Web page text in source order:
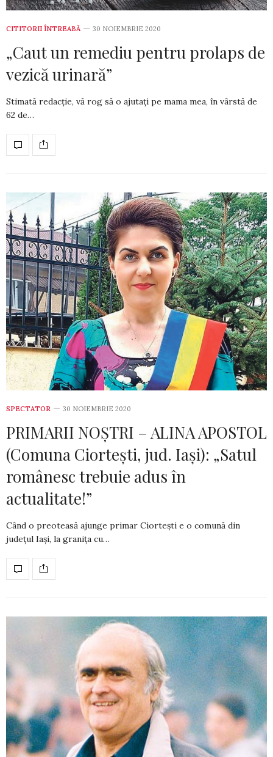
CITITORII ÎNTREABĂ 30 NOIEMBRIE 2020
„Caut un remediu pentru prolaps de
vezică urinară”
Stimată redacție, vă rog să o ajutați pe mama mea, în vârstă de
62 de…
SPECTATOR 30 NOIEMBRIE 2020
PRIMARII NOȘTRI – ALINA APOSTOL
(Comuna Ciortești, jud. Iași): „Satul
românesc trebuie adus în
actualitate!”
Când o preoteasă ajunge primar Ciortești e o comună din
județul Iași, la gra­nița cu…